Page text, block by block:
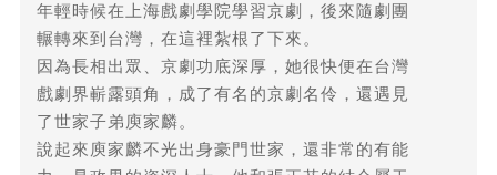
年輕時候在上海戲劇學院學習京劇，後來隨劇團
輾轉來到台灣，在這裡紮根了下來。
因為長相出眾、京劇功底深厚，她很快便在台灣
戲劇界嶄露頭角，成了有名的京劇名伶，還遇見
了世家子弟庾家麟。
說起來庾家麟不光出身豪門世家，還非常的有能